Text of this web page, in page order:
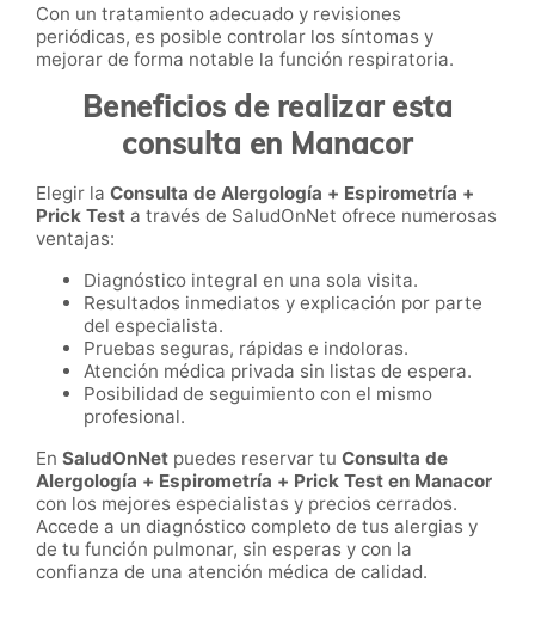
Con un tratamiento adecuado y revisiones
periódicas, es posible controlar los síntomas y
mejorar de forma notable la función respiratoria.
Beneficios de realizar esta
consulta en Manacor
Elegir la Consulta de Alergología + Espirometría +
Prick Test a través de SaludOnNet ofrece numerosas
ventajas:
Diagnóstico integral en una sola visita.
Resultados inmediatos y explicación por parte
del especialista.
Pruebas seguras, rápidas e indoloras.
Atención médica privada sin listas de espera.
Posibilidad de seguimiento con el mismo
profesional.
En SaludOnNet puedes reservar tu Consulta de
Alergología + Espirometría + Prick Test en Manacor
con los mejores especialistas y precios cerrados.
Accede a un diagnóstico completo de tus alergias y
de tu función pulmonar, sin esperas y con la
confianza de una atención médica de calidad.